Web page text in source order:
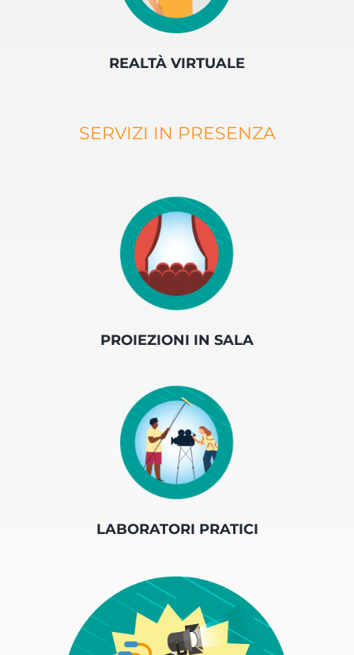
REALTÀ VIRTUALE
SERVIZI IN PRESENZA
PROIEZIONI IN SALA
LABORATORI PRATICI